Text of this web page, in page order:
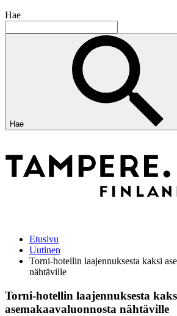
Hae
Hae
Etusivu
Uutinen
Torni-hotellin laajennuksesta kaksi
nähtäville
Torni-hotellin laajennuksesta
asemakaavaluonnosta nähtäville